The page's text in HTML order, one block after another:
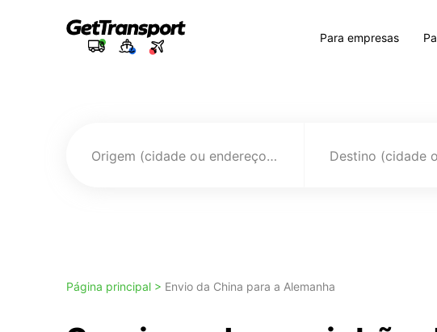
Para empresas
Origem (cidade ou endereço)
Página principal > Envio da China para a Alemanha